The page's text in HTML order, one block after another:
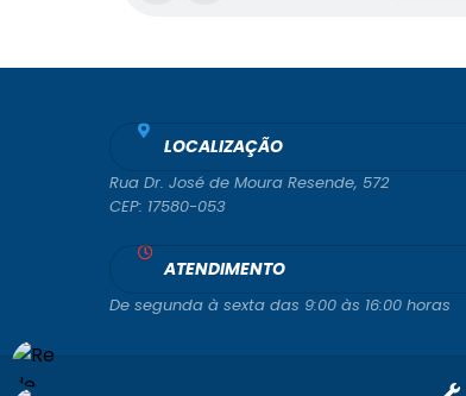
LOCALIZAÇÃO
Rua Dr. José de Moura Resende, 572
CEP: 17580-053
ATENDIMENTO
De segunda à sexta das 9:00 às 16:00 horas